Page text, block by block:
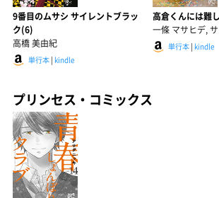
9番目のムサシ サイレントブラッ
ク(6)
高橋 美由紀
単行本 | kindle
高倉くんには難
一條 マサヒデ,
単行本| kindle
プリンセス・コミックス